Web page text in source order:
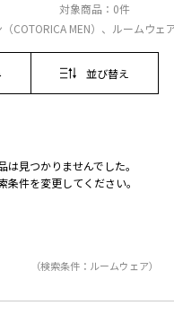
対象商品： 0件
COTORICA MEN）、ルームウェ
並び替え
は見つかりませんでした。
条件を変更してください。
（検索条件：ルームウェア）